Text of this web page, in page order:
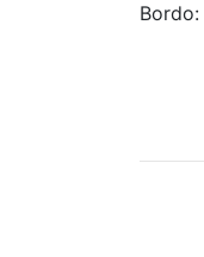
Bordo: